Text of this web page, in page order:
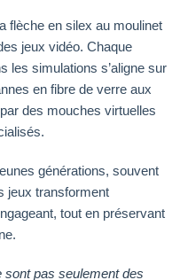
flèche en silex au moulinet
jeux vidéo. Chaque
les simulations s’aligne sur
en fibre de verre aux
des mouches virtuelles
générations, souvent
jeux transforment
tout en préservant
pas seulement des